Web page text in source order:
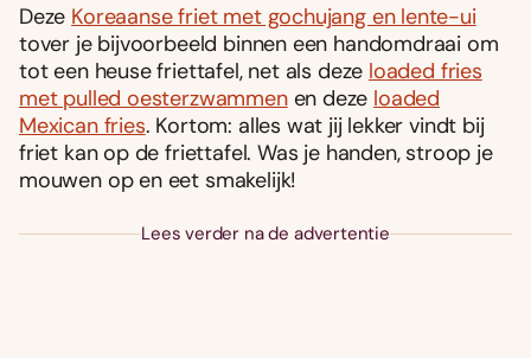
Deze Koreaanse friet met gochujang en lente-ui
tover je bijvoorbeeld binnen een handomdraai om
tot een heuse friettafel, net als deze loaded fries
met pulled oesterzwammenen deze loaded
Mexican fries. Kortom: alles wat jij lekker vindt bij
friet kan op de friettafel. Was je handen, stroop je
mouwen op en eet smakelijk!
Lees verder na de advertentie